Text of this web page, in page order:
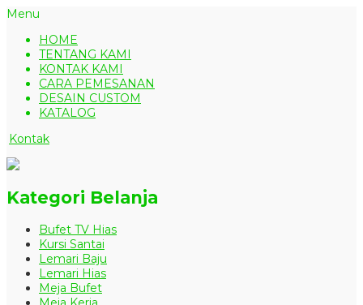
Menu
HOME
TENTANG KAMI
KONTAK KAMI
CARA PEMESANAN
DESAIN CUSTOM
KATALOG
Kontak
Kategori Belanja
Bufet TV Hias
Kursi Santai
Lemari Baju
Lemari Hias
Meja Bufet